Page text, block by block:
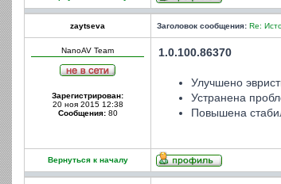
zaytseva Заголовок сообщения: Re:
NanoAV Team
Зарегистрирован:
20 ноя 2015 12:38
Сообщения:80
1.0.100.86370
Улучшено
Устранена
Повышена
Вернуться к началу